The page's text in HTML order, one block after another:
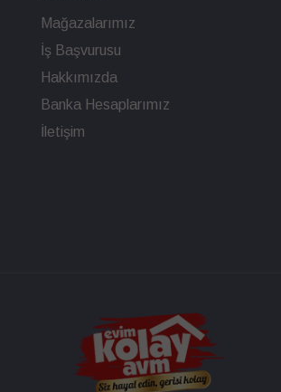
Mağazalarımız
İş Başvurusu
Hakkımızda
Banka Hesaplarımız
İletişim